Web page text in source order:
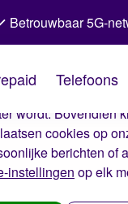
van
op onze
wordt. Bovendien
cookies op
berichten of
instellingen op elk
Betrouwbaar 5G-
Telefoons